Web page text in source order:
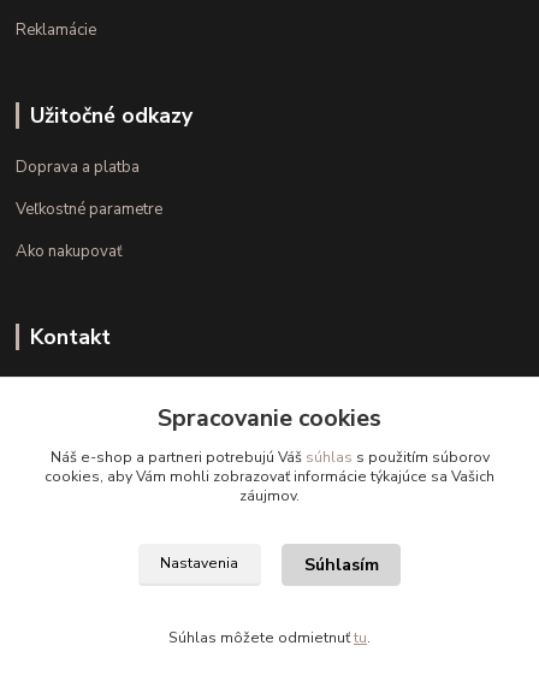
Reklamácie
Užitočné odkazy
Doprava a platba
Veľkostné parametre
Ako nakupovať
Kontakt
(Po.-Pi. 10.00 - 15.00)
info@kvalitnaBielizen.sk
Copyright © kvalitnabielizen.sk
Spracovanie cookies
Náš e-shop a partneri potrebujú Váš súhlas s použitím súborov
cookies, aby Vám mohli zobrazovať informácie týkajúce sa Vašich
záujmov.
Nastavenia Súhlasím
Súhlas môžete odmietnuťtu.